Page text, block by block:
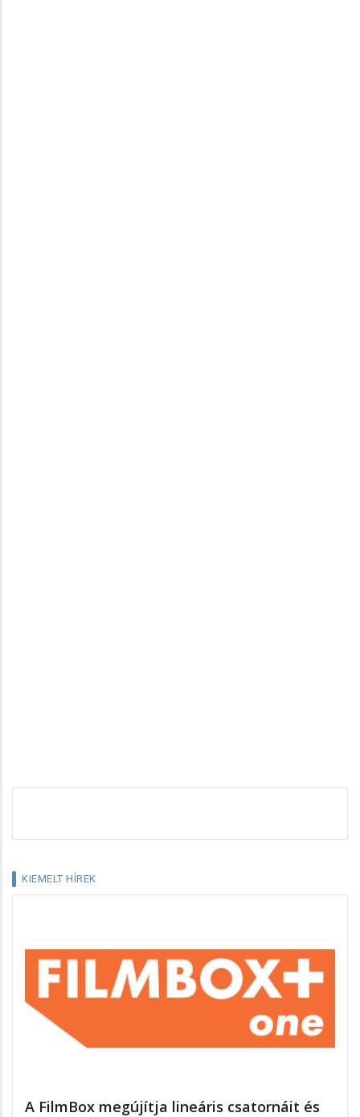
KIEMELT HÍREK
A FilmBox megújítja lineáris csatornáit és